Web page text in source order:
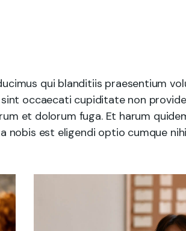
qui blanditiis praesentium
occaecati cupiditate non
et dolorum fuga. Et harum
nobis est eligendi optio cumque